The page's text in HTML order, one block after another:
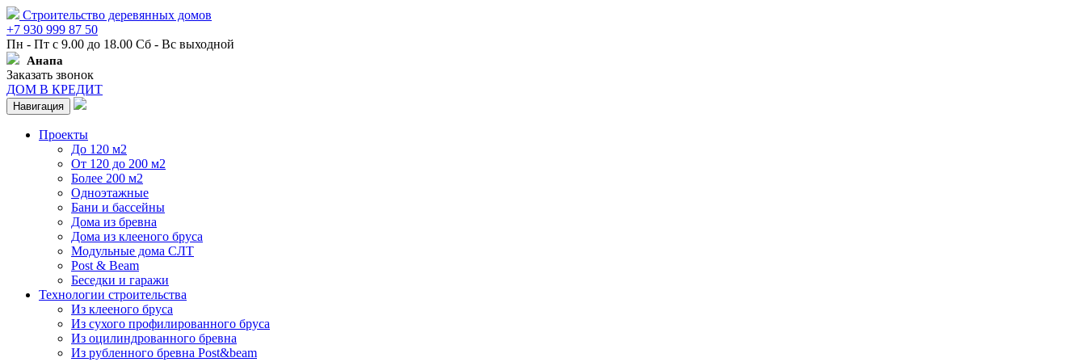
Строительство деревянных домов
+7 930 999 87 50
Пн - Пт с 9.00 до 18.00 Сб - Вс выходной
Анапа
Заказать звонок
ДОМ В КРЕДИТ
Навигация
Проекты
До 120 м2
От 120 до 200 м2
Более 200 м2
Одноэтажные
Бани и бассейны
Дома из бревна
Дома из клееного бруса
Модульные дома СЛТ
Post & Beam
Беседки и гаражи
Технологии строительства
Из клееного бруса
Из сухого профилированного бруса
Из оцилиндрованного бревна
Из рубленного бревна Post&beam